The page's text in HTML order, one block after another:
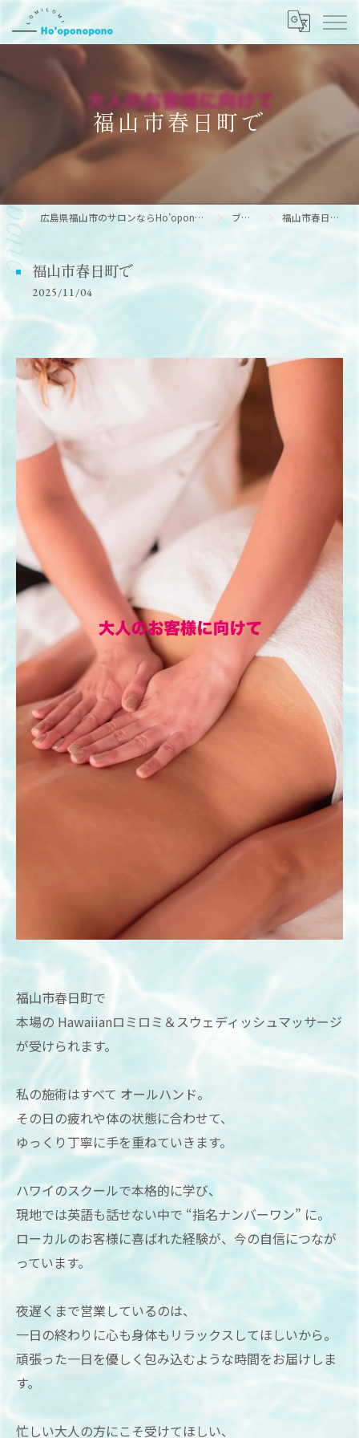
福山市春日町で
広島県福山市のサロンならHo’oponopono ブログ 福山市春日町で
福山市春日町で
2025/11/04
福山市春日町で
本場の Hawaiianロミロミ＆スウェディッシュマッサージ
が受けられます。
私の施術はすべて オールハンド。
その日の疲れや体の状態に合わせて、
ゆっくり丁寧に手を重ねていきます。
ハワイのスクールで本格的に学び、
現地では英語も話せない中で “指名ナンバーワン” に。
ローカルのお客様に喜ばれた経験が、今の自信につなが
っています。
夜遅くまで営業しているのは、
一日の終わりに心も身体もリラックスしてほしいから。
頑張った一日を優しく包み込むような時間をお届けしま
す。
忙しい大人の方にこそ受けてほしい、